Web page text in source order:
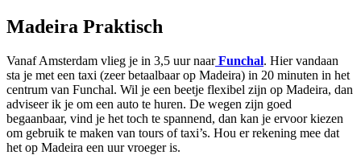
Madeira Praktisch
Vanaf Amsterdam vlieg je in 3,5 uur naar Funchal. Hier vandaan
sta je met een taxi (zeer betaalbaar op Madeira) in 20 minuten in het
centrum van Funchal. Wil je een beetje flexibel zijn op Madeira, dan
adviseer ik je om een auto te huren. De wegen zijn goed
begaanbaar, vind je het toch te spannend, dan kan je ervoor kiezen
om gebruik te maken van tours of taxi’s. Hou er rekening mee dat
het op Madeira een uur vroeger is.